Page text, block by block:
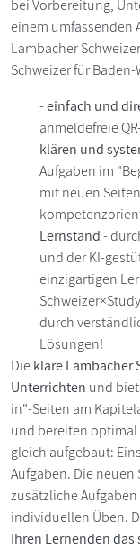
bei Vorbereitung,
einem umfassenden
Lambacher
Schweizer für
-einfach und
anmeldefreie
klären und
Aufgaben im
mit neuen
Lernstand-
und der KI-
einzigartigen
durch
Lösungen!
Dieklare Lambacher
Unterrichten und
in"-Seiten am
und bereiten optimal
gleich aufgebaut:
Aufgaben. Die neuen
zusätzliche
individuellen Üben.
Ihren Lernenden